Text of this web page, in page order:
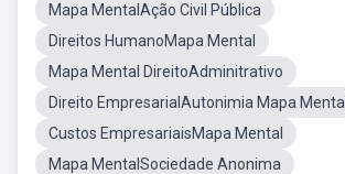
Mapa MentalAção Civil Pública
Direitos HumanoMapa Mental
Mapa Mental DireitoAdminitrativo
Direito EmpresarialAutonimia Mapa Mental
Custos EmpresariaisMapa Mental
Mapa MentalSociedade Anonima